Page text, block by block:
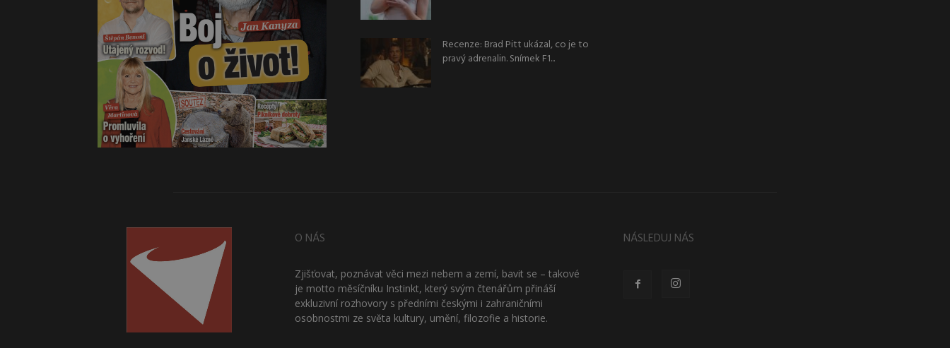
Recenze: Brad Pitt ukázal, co je to
pravý adrenalin. Snímek F1...
O NÁS
Zjišťovat, poznávat věci mezi nebem a zemí, bavit se – takové
je motto měsíčníku Instinkt, který svým čtenářům přináší
exkluzivní rozhovory s předními českými i zahraničními
osobnostmi ze světa kultury, umění, filozofie a historie.
NÁSLEDUJ NÁS